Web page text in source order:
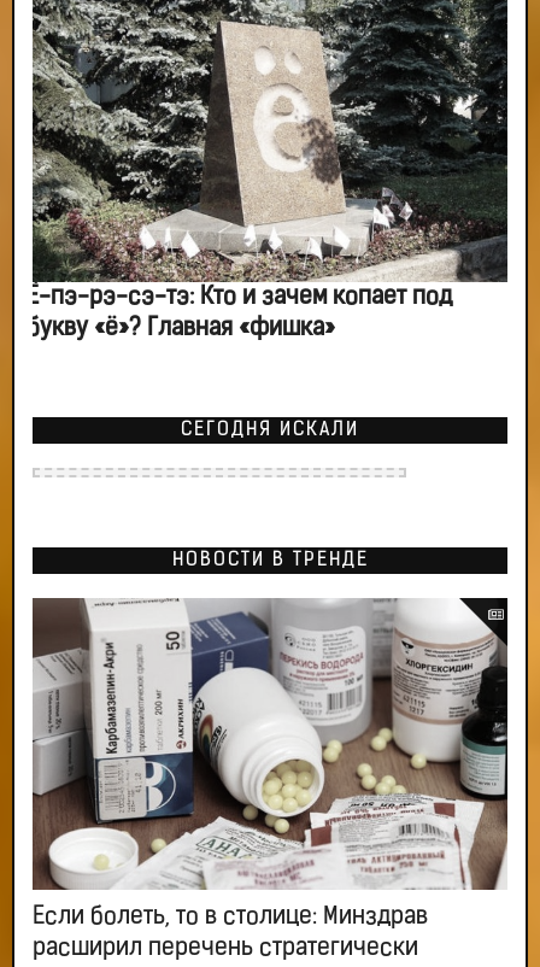
Ё-пэ-рэ-сэ-тэ: Кто и зачем копает под
букву «ё»? Главная «фишка»
СЕГОДНЯ ИСКАЛИ
НОВОСТИ В ТРЕНДЕ
Если болеть, то в столице: Минздрав
расширил перечень стратегически